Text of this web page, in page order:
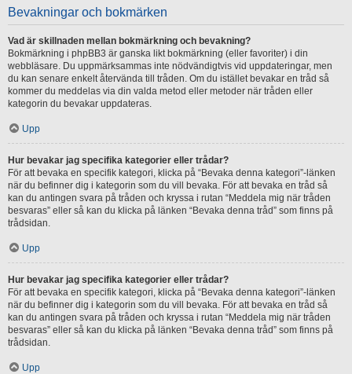
Bevakningar och bokmärken
Vad är skillnaden mellan bokmärkning och bevakning?
Bokmärkning i phpBB3 är ganska likt bokmärkning (eller favoriter) i din
webbläsare. Du uppmärksammas inte nödvändigtvis vid uppdateringar, men
du kan senare enkelt återvända till tråden. Om du istället bevakar en tråd så
kommer du meddelas via din valda metod eller metoder när tråden eller
kategorin du bevakar uppdateras.
Upp
Hur bevakar jag specifika kategorier eller trådar?
För att bevaka en specifik kategori, klicka på “Bevaka denna kategori”-länken
när du befinner dig i kategorin som du vill bevaka. För att bevaka en tråd så
kan du antingen svara på tråden och kryssa i rutan “Meddela mig när tråden
besvaras” eller så kan du klicka på länken “Bevaka denna tråd” som finns på
trådsidan.
Upp
Hur bevakar jag specifika kategorier eller trådar?
För att bevaka en specifik kategori, klicka på “Bevaka denna kategori”-länken
när du befinner dig i kategorin som du vill bevaka. För att bevaka en tråd så
kan du antingen svara på tråden och kryssa i rutan “Meddela mig när tråden
besvaras” eller så kan du klicka på länken “Bevaka denna tråd” som finns på
trådsidan.
Upp